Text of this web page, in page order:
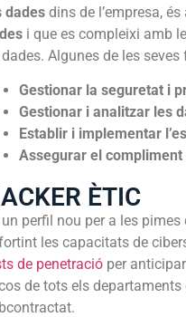
dades dins de l’empresa,
i que es compleixi amb
Algunes de les
Gestionar la seguretat i
Gestionar i analitzar les
Establir i implementar
Assegurar el
ÈTIC
un perfil nou per a les
les capacitats de
de penetració per
de tots els departaments